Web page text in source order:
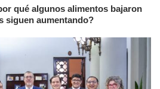
qué algunos alimentos bajaron
siguen aumentando?